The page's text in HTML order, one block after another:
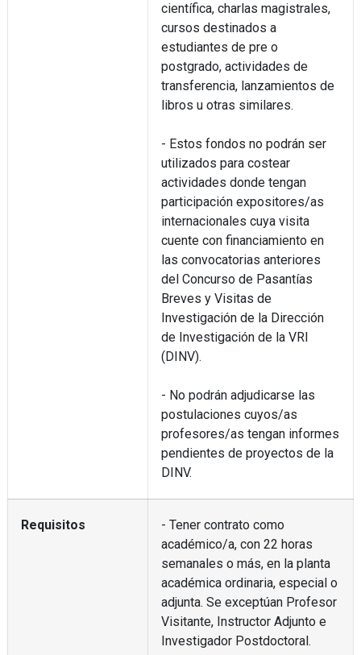
científica, charlas magistrales,
cursos destinados a
estudiantes de pre o
postgrado, actividades de
transferencia, lanzamientos de
libros u otras similares.
- Estos fondos no podrán ser
utilizados para costear
actividades donde tengan
participación expositores/as
internacionales cuya visita
cuente con financiamiento en
las convocatorias anteriores
del Concurso de Pasantías
Breves y Visitas de
Investigación de la Dirección
de Investigación de la VRI
(DINV).
- No podrán adjudicarse las
postulaciones cuyos/as
profesores/as tengan informes
pendientes de proyectos de la
DINV.
Requisitos
- Tener contrato como
académico/a, con 22 horas
semanales o más, en la planta
académica ordinaria, especial o
adjunta. Se exceptúan Profesor
Visitante, Instructor Adjunto e
Investigador Postdoctoral.